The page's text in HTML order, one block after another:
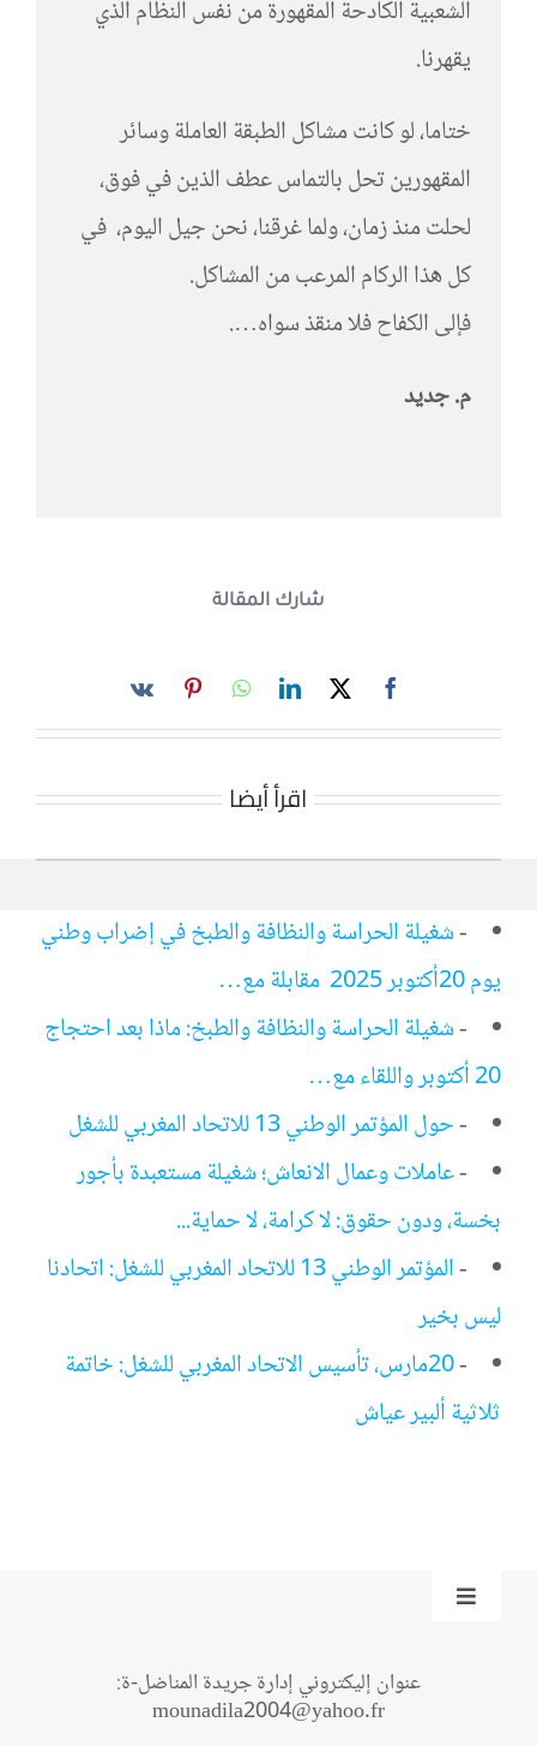
الشعبية الكادحة المقهورة من نفس النظام الذي
يقهرنا.
ختاما، لو كانت مشاكل الطبقة العاملة وسائر
المقهورين تحل بالتماس عطف الذين في فوق،
لحلت منذ زمان، ولما غرقنا، نحن جيل اليوم، في
كل هذا الركام المرعب من المشاكل.
فإلى الكفاح فلا منقذ سواه….
م. جديد
شارك المقالة
اقرأ أيضا
-شغيلة الحراسة والنظافة والطبخ في إضراب وطني
يوم 20أكتوبر 2025 مقابلة مع…
-شغيلة الحراسة والنظافة والطبخ: ماذا بعد احتجاج
20 أكتوبر واللقاء مع…
-حول المؤتمر الوطني 13 للاتحاد المغربي للشغل
-عاملات وعمال الانعاش؛ شغيلة مستعبدة بأجور
بخسة، ودون حقوق: لا كرامة، لا حماية...
-
المؤتمر الوطني 13 للاتحاد المغربي للشغل: اتحادنا
ليس بخير
-
20مارس، تأسيس الاتحاد المغربي للشغل: خاتمة
ثلاثية ألبير عياش
Toggle
عنوان إليكتروني إدارة جريدة المناضل-ة:
mounadila2004@yahoo.fr